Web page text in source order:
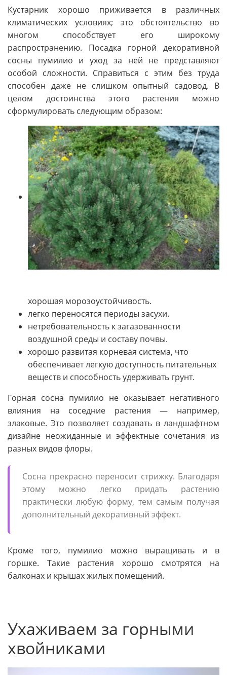
Кустарник хорошо приживается в различных
климатических условиях; это обстоятельство во
многом способствует его широкому
распространению. Посадка горной декоративной
сосны пумилио и уход за ней не представляют
особой сложности. Справиться с этим без труда
способен даже не слишком опытный садовод. В
целом достоинства этого растения можно
сформулировать следующим образом:
хорошая морозоустойчивость.
легко переносятся периоды засухи.
нетребовательность к загазованности
воздушной среды и составу почвы.
хорошо развитая корневая система, что
обеспечивает легкую доступность питательных
веществ и способность удерживать грунт.
Горная сосна пумилио не оказывает негативного
влияния на соседние растения — например,
злаковые. Это позволяет создавать в ландшафтном
дизайне неожиданные и эффектные сочетания из
разных видов флоры.
Сосна прекрасно переносит стрижку. Благодаря
этому можно легко придать растению
практически любую форму, тем самым получая
дополнительный декоративный эффект.
Кроме того, пумилио можно выращивать и в
горшке. Такие растения хорошо смотрятся на
балконах и крышах жилых помещений.
Ухаживаем за горными
хвойниками